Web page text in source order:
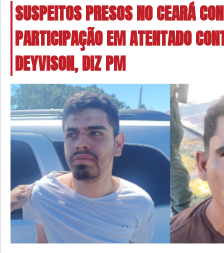
SUSPEITOS PRESOS NO CEARÁ
PARTICIPAÇÃO EM ATENTADO
DEYVISON, DIZ PM